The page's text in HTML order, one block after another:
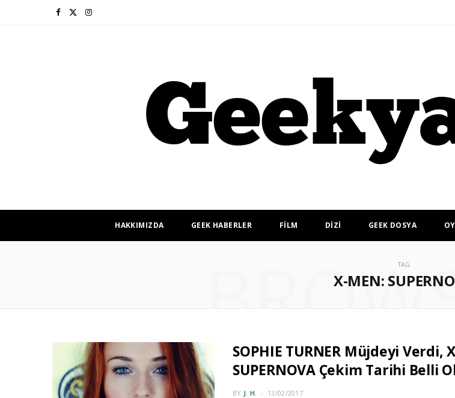
F I
HAKKIMIZDA GEEK HABERLER FİLM DİZİ GEEK DOSYA
TAG
X-MEN:
SOPHIE TURNER Müjdeyi Verdi,
SUPERNOVA Çekim Tarihi Belli
BY J. H. 13/02/2017